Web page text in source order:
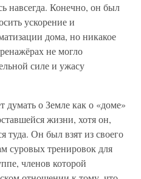
навсегда. Конечно, он был
ускорение и
дома, но никакое
не могло
силе и ужасу
думать о Земле как о «доме»
жизни, хотя он,
туда. Он был взят из своего
суровых тренировок для
членов которой